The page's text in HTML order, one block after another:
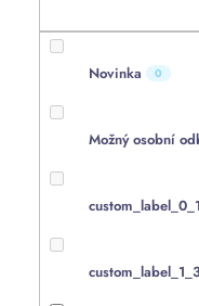
Novinka 0
Možný osobní